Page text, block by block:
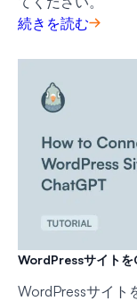
続きを読む
WordPressサイトを
WordPressサイト